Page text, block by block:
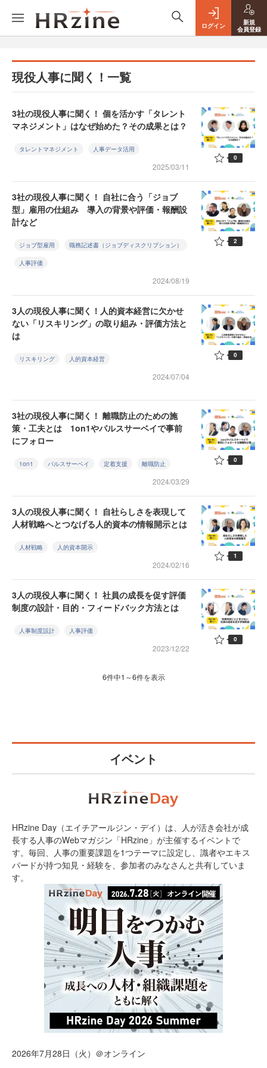
ログイン
新規
会員登録
現役人事に聞く！一覧
3社の現役人事に聞く！ 個を活かす「タレント
マネジメント」はなぜ始めた？その成果とは？
タレントマネジメント 人事データ活用
2025/03/11
0
3社の現役人事に聞く！ 自社に合う「ジョブ
型」雇用の仕組み 導入の背景や評価・報酬設
計など
ジョブ型雇用 職務記述書（ジョブディスクリプション）
人事評価
2024/08/19
2
3人の現役人事に聞く！人的資本経営に欠かせ
ない「リスキリング」の取り組み・評価方法と
は
リスキリング 人的資本経営
2024/07/04
0
3社の現役人事に聞く！ 離職防止のための施
策・工夫とは 1on1やパルスサーベイで事前
にフォロー
1on1 パルスサーベイ 定着支援 離職防止
2024/03/29
0
3人の現役人事に聞く！ 自社らしさを表現して
人材戦略へとつなげる人的資本の情報開示とは
人材戦略 人的資本開示
2024/02/16
1
3人の現役人事に聞く！ 社員の成長を促す評価
制度の設計・目的・フィードバック方法とは
人事制度設計 人事評価
2023/12/22
0
6件中1～6件を表示
イベント
HRzine Day（エイチアールジン・デイ）は、人が活き会社が成
長する人事のWebマガジン「HRzine」が主催するイベントで
す。毎回、人事の重要課題を1つテーマに設定し、識者やエキス
パードが持つ知見・経験を、参加者のみなさんと共有していま
す。
2026年7月28日（火）＠オンライン